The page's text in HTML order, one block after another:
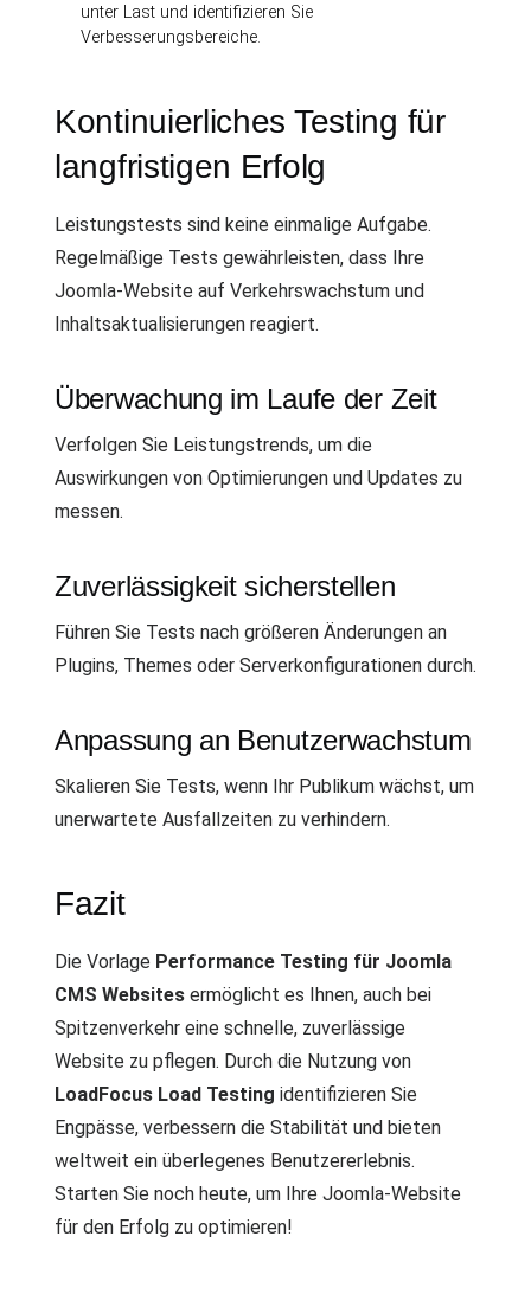
unter Last und identifizieren Sie
Verbesserungsbereiche.
Kontinuierliches Testing für
langfristigen Erfolg
Leistungstests sind keine einmalige Aufgabe.
Regelmäßige Tests gewährleisten, dass Ihre
Joomla-Website auf Verkehrswachstum und
Inhaltsaktualisierungen reagiert.
Überwachung im Laufe der Zeit
Verfolgen Sie Leistungstrends, um die
Auswirkungen von Optimierungen und Updates zu
messen.
Zuverlässigkeit sicherstellen
Führen Sie Tests nach größeren Änderungen an
Plugins, Themes oder Serverkonfigurationen durch.
Anpassung an Benutzerwachstum
Skalieren Sie Tests, wenn Ihr Publikum wächst, um
unerwartete Ausfallzeiten zu verhindern.
Fazit
Die Vorlage Performance Testing für Joomla
CMS Websites ermöglicht es Ihnen, auch bei
Spitzenverkehr eine schnelle, zuverlässige
Website zu pflegen. Durch die Nutzung von
LoadFocus Load Testing identifizieren Sie
Engpässe, verbessern die Stabilität und bieten
weltweit ein überlegenes Benutzererlebnis.
Starten Sie noch heute, um Ihre Joomla-Website
für den Erfolg zu optimieren!